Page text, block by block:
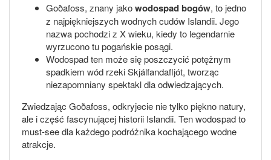
Goðafoss, znany jakowodospad bogów, to jedno
z najpiękniejszych wodnych cudów Islandii. Jego
nazwa pochodzi z X wieku, kiedy to legendarnie
wyrzucono tu pogańskie posągi.
Wodospad ten może się poszczycić potężnym
spadkiem wód rzeki Skjálfandafljót, tworząc
niezapomniany spektakl dla odwiedzających.
Zwiedzając Goðafoss, odkryjecie nie tylko piękno natury,
ale i część fascynującej historii Islandii. Ten wodospad to
must-see dla każdego podróżnika kochającego wodne
atrakcje.